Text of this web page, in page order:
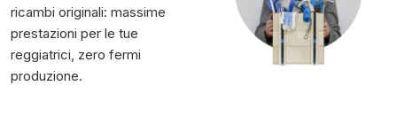
ricambi originali: massime
prestazioni per le tue
reggiatrici, zero fermi
produzione.